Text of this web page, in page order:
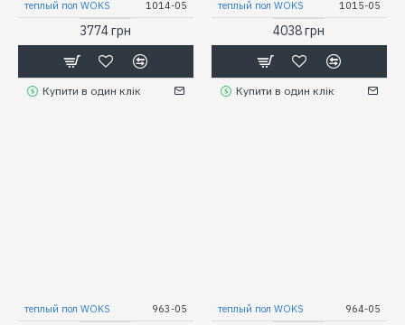
теплый пол WOKS 1014-05
3774 грн
Купити в один клік
теплый пол WOKS 1015-05
4038 грн
Купити в один клік
теплый пол WOKS 963-05 теплый пол WOKS 964-05